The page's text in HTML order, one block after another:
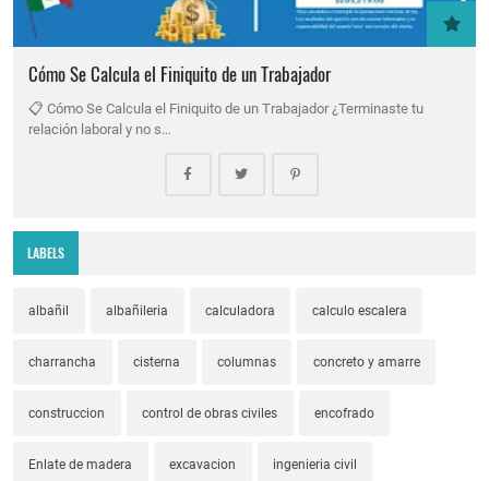
Cómo Se Calcula el Finiquito de un Trabajador
📋 Cómo Se Calcula el Finiquito de un Trabajador ¿Terminaste tu
relación laboral y no s…
LABELS
albañil albañileria calculadora calculo escalera
charrancha cisterna columnas concreto y amarre
construccion control de obras civiles encofrado
Enlate de madera excavacion ingenieria civil